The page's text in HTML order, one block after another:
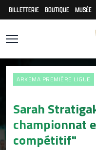
BILLETTERIE BOUTIQUE MUSÉE
ARKEMA PREMIÈRE LIGUE
Sarah
championnat
compétitif"